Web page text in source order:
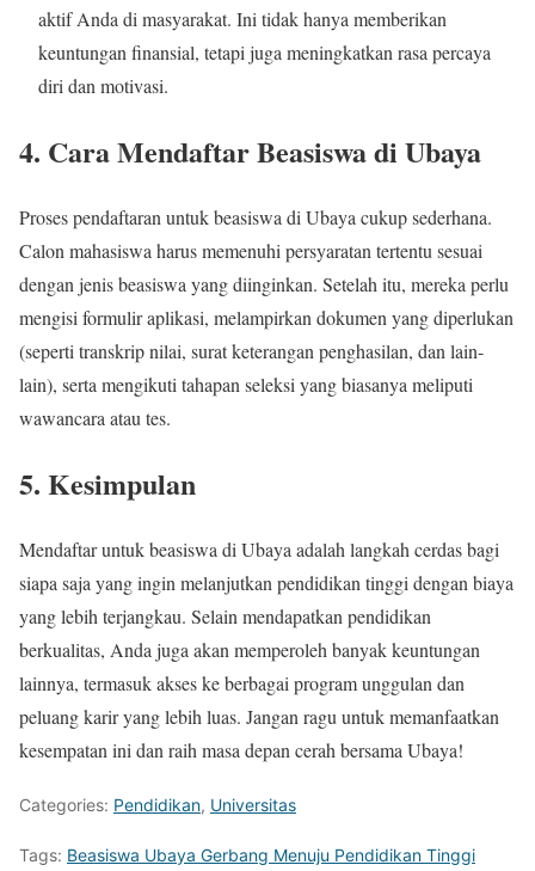
aktif Anda di masyarakat. Ini tidak hanya memberikan
keuntungan finansial, tetapi juga meningkatkan rasa percaya
diri dan motivasi.
4. Cara Mendaftar Beasiswa di Ubaya
Proses pendaftaran untuk beasiswa di Ubaya cukup sederhana.
Calon mahasiswa harus memenuhi persyaratan tertentu sesuai
dengan jenis beasiswa yang diinginkan. Setelah itu, mereka perlu
mengisi formulir aplikasi, melampirkan dokumen yang diperlukan
(seperti transkrip nilai, surat keterangan penghasilan, dan lain-
lain), serta mengikuti tahapan seleksi yang biasanya meliputi
wawancara atau tes.
5. Kesimpulan
Mendaftar untuk beasiswa di Ubaya adalah langkah cerdas bagi
siapa saja yang ingin melanjutkan pendidikan tinggi dengan biaya
yang lebih terjangkau. Selain mendapatkan pendidikan
berkualitas, Anda juga akan memperoleh banyak keuntungan
lainnya, termasuk akses ke berbagai program unggulan dan
peluang karir yang lebih luas. Jangan ragu untuk memanfaatkan
kesempatan ini dan raih masa depan cerah bersama Ubaya!
Categories: Pendidikan, Universitas
Tags: Beasiswa Ubaya Gerbang Menuju Pendidikan Tinggi